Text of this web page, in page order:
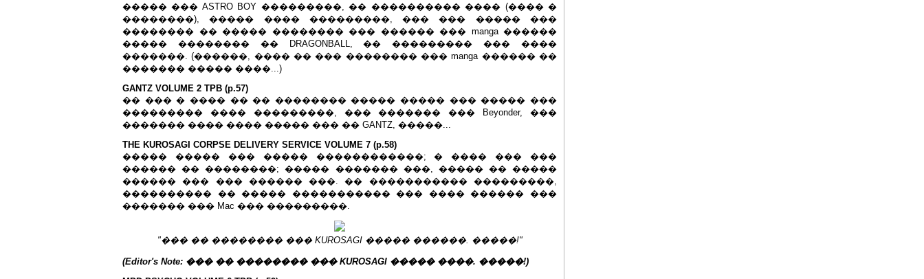
����� ��� ASTRO BOY ���������, �� ���������� ���� (���� �
��������), ����� ���� ���������, ��� ��� ����� ���
�������� �� ����� �������� ��� ������ ��� manga ������
����� �������� �� DRAGONBALL, �� ��������� ��� ����
�������. (������, ���� �� ��� �������� ��� manga ������ ��
������� ����� ����...)
GANTZ VOLUME 2 TPB (p.57)
�� ��� � ���� �� �� �������� ����� ����� ��� ����� ���
��������� ���� ���������, ��� ������� ��� Beyonder, ���
������� ���� ���� ����� ��� �� GANTZ, �����...
THE KUROSAGI CORPSE DELIVERY SERVICE VOLUME 7 (p.58)
����� ����� ��� ����� ������������; � ���� ��� ���
������ �� ��������; ����� ������� ���, ����� �� �����
������ ��� ��� ������ ���. �� ����������� ���������,
���������� �� ����� ����������� ��� ���� ������ ���
������� ��� Mac ��� ���������.
"��� �� �������� ��� KUROSAGI ����� ������. �����!"
(Editor's Note: ��� �� �������� ��� KUROSAGI ����� ����. �����!)